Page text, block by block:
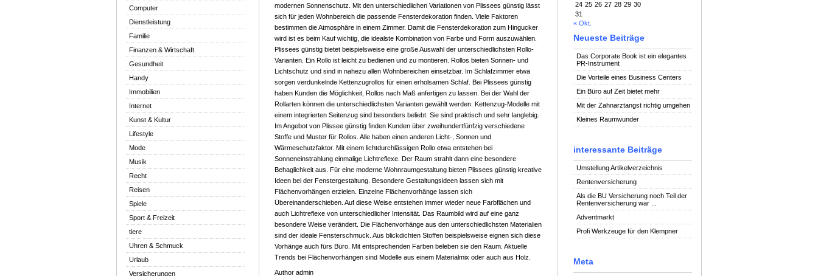
Computer
Dienstleistung
Familie
Finanzen & Wirtschaft
Gesundheit
Handy
Immobilien
Internet
Kunst & Kultur
Lifestyle
Mode
Musik
Recht
Reisen
Spiele
Sport & Freizeit
tiere
Uhren & Schmuck
Urlaub
Versicherungen
24 25 26 27 28 29 30
31
« Okt.
Neueste Beiträge
Das Corporate Book ist ein elegantes
PR-Instrument
Die Vorteile eines Business Centers
Ein Büro auf Zeit bietet mehr
Mit der Zahnarztangst richtig umgehen
Kleines Raumwunder
interessante Beiträge
Umstellung Artikelverzeichnis
Rentenversicherung
Als die BU Versicherung noch Teil der
Rentenversicherung war ...
Adventmarkt
Profi Werkzeuge für den Klempner
Meta
modernen Sonnenschutz. Mit den unterschiedlichen Variationen von Plissees günstig lässt
sich für jeden Wohnbereich die passende Fensterdekoration finden. Viele Faktoren
bestimmen die Atmosphäre in einem Zimmer. Damit die Fensterdekoration zum Hingucker
wird ist es beim Kauf wichtig, die idealste Kombination von Farbe und Form auszuwählen.
Plissees günstig bietet beispielsweise eine große Auswahl der unterschiedlichsten Rollo-
Varianten. Ein Rollo ist leicht zu bedienen und zu montieren. Rollos bieten Sonnen- und
Lichtschutz und sind in nahezu allen Wohnbereichen einsetzbar. Im Schlafzimmer etwa
sorgen verdunkelnde Kettenzugrollos für einen erholsamen Schlaf. Bei Plissees günstig
haben Kunden die Möglichkeit, Rollos nach Maß anfertigen zu lassen. Bei der Wahl der
Rollarten können die unterschiedlichsten Varianten gewählt werden. Kettenzug-Modelle mit
einem integrierten Seitenzug sind besonders beliebt. Sie sind praktisch und sehr langlebig.
Im Angebot von Plissee günstig finden Kunden über zweihundertfünfzig verschiedene
Stoffe und Muster für Rollos. Alle haben einen anderen Licht-, Sonnen und
Wärmeschutzfaktor. Mit einem lichtdurchlässigen Rollo etwa entstehen bei
Sonneneinstrahlung einmalige Lichtreflexe. Der Raum strahlt dann eine besondere
Behaglichkeit aus. Für eine moderne Wohnraumgestaltung bieten Plissees günstig kreative
Ideen bei der Fenstergestaltung. Besondere Gestaltungsideen lassen sich mit
Flächenvorhängen erzielen. Einzelne Flächenvorhänge lassen sich
Übereinanderschieben. Auf diese Weise entstehen immer wieder neue Farbflächen und
auch Lichtreflexe von unterschiedlicher Intensität. Das Raumbild wird auf eine ganz
besondere Weise verändert. Die Flächenvorhänge aus den unterschiedlichsten Materialien
sind der ideale Fensterschmuck. Aus blickdichten Stoffen beispielsweise eignen sich diese
Vorhänge auch fürs Büro. Mit entsprechenden Farben beleben sie den Raum. Aktuelle
Trends bei Flächenvorhängen sind Modelle aus einem Materialmix oder auch aus Holz.
Author admin